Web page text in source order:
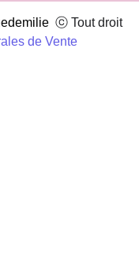
ⓒ Tout droit
de Vente